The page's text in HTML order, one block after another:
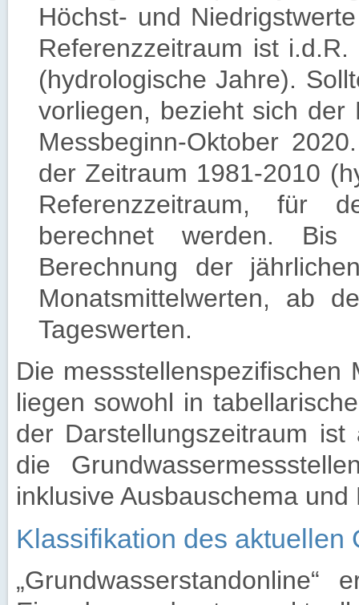
Höchst- und
Referenzzeitraum ist
(hydrologische Jahre).
vorliegen, bezieht sich der
Messbeginn-Oktober
der Zeitraum 1981-2010
Referenzzeitraum, für
berechnet werden.
Berechnung der
Monatsmittelwerten, ab
Tageswerten.
Die messstellenspezifischen
liegen sowohl in
der Darstellungszeitraum
die
inklusive Ausbauschema
Klassifikation des aktuellen